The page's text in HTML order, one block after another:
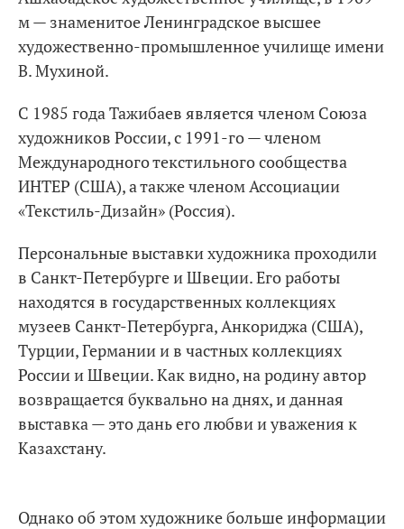
м — знаменитое Ленинградское высшее
художественно-промышленное училище имени
В. Мухиной.
С 1985 года Тажибаев является членом Союза
художников России, с 1991-го — членом
Международного текстильного сообщества
ИНТЕР (США), а также членом Ассоциации
«Текстиль-Дизайн» (Россия).
Персональные выставки художника проходили
в Санкт-Петербурге и Швеции. Его работы
находятся в государственных коллекциях
музеев Санкт-Петербурга, Анкориджа (США),
Турции, Германии и в частных коллекциях
России и Швеции. Как видно, на родину автор
возвращается буквально на днях, и данная
выставка — это дань его любви и уважения к
Казахстану.
Однако об этом художнике больше информации